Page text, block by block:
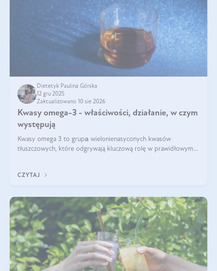
Dietetyk Paulina Górska
12 gru 2025
Zaktualizowano 10 sie 2026
Kwasy omega-3 - właściwości, działanie, w czym
występują
Kwasy omega 3 to grupа wielonienasyconych kwasów
tłuszczowych, które odgrywają kluczową rolę w prawidłowym
CZYTAJ